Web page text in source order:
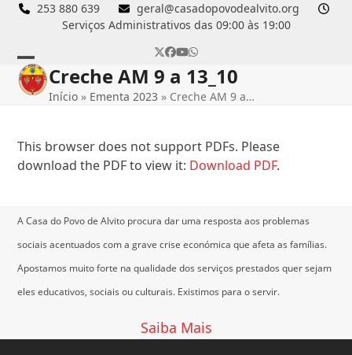
Skip
253 880 639
geral@casadopovodealvito.org
Serviços Administrativos das 09:00 às 19:00
Twitter
Facebook
YouTube
Whatsapp
Open
mobile
Close
mobile
Creche AM 9 a 13_10
Início » Ementa 2023 » Creche AM 9 a…
This browser does not support PDFs. Please
download the PDF to view it: Download PDF.
A Casa do Povo de Alvito procura dar uma resposta aos problemas
sociais acentuados com a grave crise económica que afeta as famílias.
Apostamos muito forte na qualidade dos serviços prestados quer sejam
eles educativos, sociais ou culturais. Existimos para o servir.
Saiba Mais